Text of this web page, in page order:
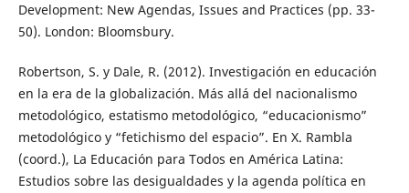
Development: New Agendas, Issues and Practices (pp. 33-
50). London: Bloomsbury.
Robertson, S. y Dale, R. (2012). Investigación en educación
en la era de la globalización. Más allá del nacionalismo
metodológico, estatismo metodológico, “educacionismo”
metodológico y “fetichismo del espacio”. En X. Rambla
(coord.), La Educación para Todos en América Latina:
Estudios sobre las desigualdades y la agenda política en